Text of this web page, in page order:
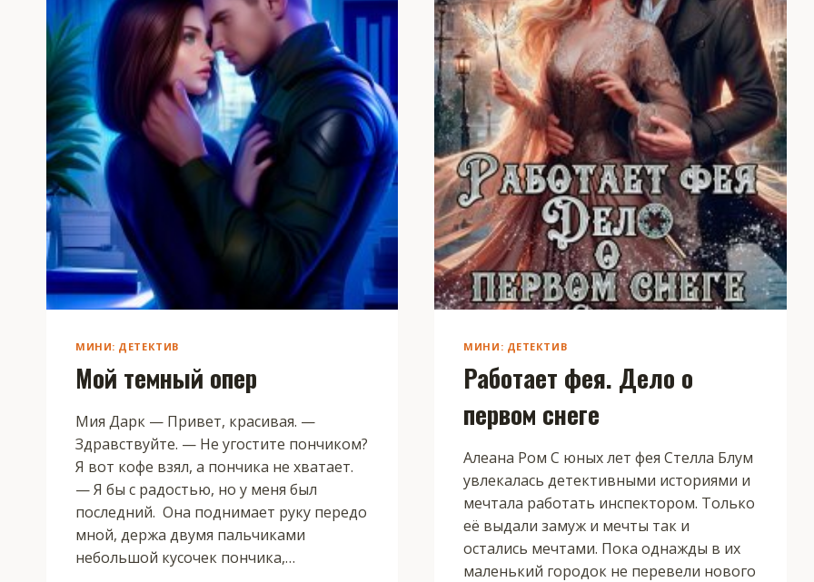
МИНИ: ДЕТЕКТИВ
Мой темный опер
Мия Дарк — Привет, красивая. —
Здравствуйте. — Не угостите пончиком?
Я вот кофе взял, а пончика не хватает.
— Я бы с радостью, но у меня был
последний. Она поднимает руку передо
мной, держа двумя пальчиками
небольшой кусочек пончика,…
МИНИ: ДЕТЕКТИВ
Работает фея. Дело о
первом снеге
Алеана Ром С юных лет фея Стелла Блум
увлекалась детективными историями и
мечтала работать инспектором. Только
её выдали замуж и мечты так и
остались мечтами. Пока однажды в их
маленький городок не перевели нового